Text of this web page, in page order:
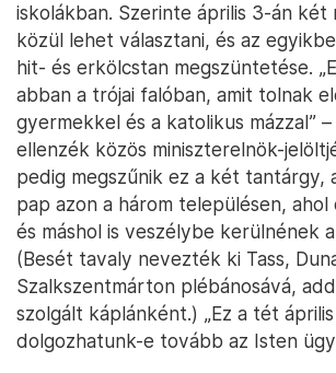
iskolákban. Szerinte április 3-án két
közül lehet választani, és az
hit- és erkölcstan megszüntetése.
abban a trójai falóban, amit tolnak
gyermekkel és a katolikus mázzal”
ellenzék közös miniszterelnök-
pedig megszűnik ez a két tantárgy,
pap azon a három településen, ahol
és máshol is veszélybe kerülnének
(Besét tavaly nevezték ki Tass,
Szalkszentmárton plébánosává,
szolgált káplánként.) „Ez a tét
dolgozhatunk-e tovább az Isten